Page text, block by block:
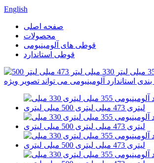
English
صفحه اصلی
محصولات
قوطی های آلومینیومی
قوطی استاندارد